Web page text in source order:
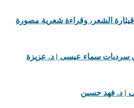
الشعر، وقراءة شعرية مصورة
في سرديات سماء عيسى | د. عزيزة
| د. فهد حسين